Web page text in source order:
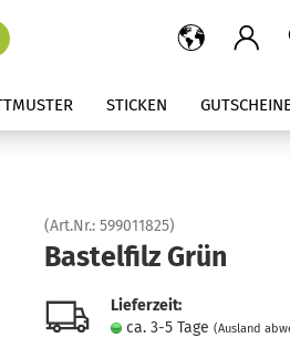
STICKEN
(Art.Nr.: 599011825)
Bastelfilz Grün
Lieferzeit:
ca. 3-5 Tage (Ausland